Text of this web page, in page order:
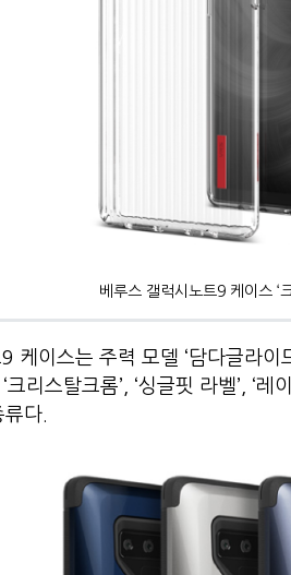
베루스 갤럭시노트9 케이스 ‘
케이스는 주력 모델 ‘담다글라이
크리스탈크롬’, ‘싱글핏 라벨’, ‘
다.